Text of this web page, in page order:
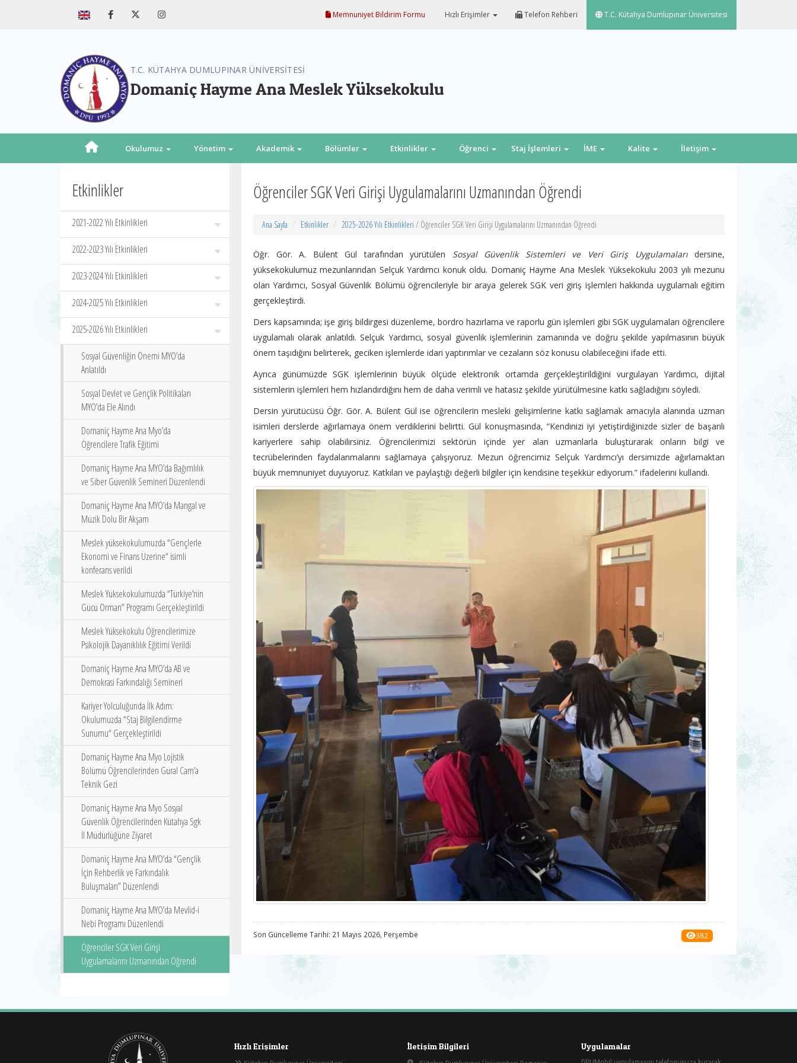
Memnuniyet Bildirim Formu Hızlı Erişimler Telefon Rehberi T.C. Kütahya Dumlupınar Üniversitesi
T.C. KÜTAHYA DUMLUPINAR ÜNİVERSİTESİ
Domaniç Hayme Ana Meslek Yüksekokulu
Okulumuz Yönetim Akademik Bölümler Etkinlikler Öğrenci Staj İşlemleri İME Kalite İletişim
Etkinlikler
2021-2022 Yılı Etkinlikleri
2022-2023 Yılı Etkinlikleri
2023-2024 Yılı Etkinlikleri
2024-2025 Yılı Etkinlikleri
2025-2026 Yılı Etkinlikleri
Sosyal Güvenliğin Önemi MYO’da
Anlatıldı
Sosyal Devlet ve Gençlik Politikaları
MYO’da Ele Alındı
Domaniç Hayme Ana Myo’da
Öğrencilere Trafik Eğitimi
Domaniç Hayme Ana MYO’da Bağımlılık
ve Siber Güvenlik Semineri Düzenlendi
Domaniç Hayme Ana MYO’da Mangal ve
Müzik Dolu Bir Akşam
Meslek yüksekokulumuzda “Gençlerle
Ekonomi ve Finans Üzerine“ isimli
konferans verildi
Meslek Yüksekokulumuzda “Türkiye’nin
Gücü Orman” Programı Gerçekleştirildi
Meslek Yüksekokulu Öğrencilerimize
Psikolojik Dayanıklılık Eğitimi Verildi
Domaniç Hayme Ana MYO’da AB ve
Demokrasi Farkındalığı Semineri
Kariyer Yolculuğunda İlk Adım:
Okulumuzda “Staj Bilgilendirme
Sunumu“ Gerçekleştirildi
Domaniç Hayme Ana Myo Lojistik
Bölümü Öğrencilerinden Güral Cam’a
Teknik Gezi
Domaniç Hayme Ana Myo Sosyal
Güvenlik Öğrencilerinden Kütahya Sgk
İl Müdürlüğüne Ziyaret
Domaniç Hayme Ana MYO’da “Gençlik
İçin Rehberlik ve Farkındalık
Buluşmaları” Düzenlendi
Domaniç Hayme Ana MYO’da Mevlid-i
Nebi Programı Düzenlendi
Öğrenciler SGK Veri Girişi
Uygulamalarını Uzmanından Öğrendi
Öğrenciler SGK Veri Girişi Uygulamalarını Uzmanından Öğrendi
Ana Sayfa Etkinlikler 2025-2026 Yılı Etkinlikleri / Öğrenciler SGK Veri Girişi Uygulamalarını Uzmanından Öğrendi
Öğr. Gör. A. Bülent Gül tarafından yürütülen Sosyal Güvenlik Sistemleri ve Veri Giriş Uygulamalarıdersine,
yüksekokulumuz mezunlarından Selçuk Yardımcı konuk oldu. Domaniç Hayme Ana Meslek Yüksekokulu 2003 yılı mezunu
olan Yardımcı, Sosyal Güvenlik Bölümü öğrencileriyle bir araya gelerek SGK veri giriş işlemleri hakkında uygulamalı eğitim
gerçekleştirdi.
Ders kapsamında; işe giriş bildirgesi düzenleme, bordro hazırlama ve raporlu gün işlemleri gibi SGK uygulamaları öğrencilere
uygulamalı olarak anlatıldı. Selçuk Yardımcı, sosyal güvenlik işlemlerinin zamanında ve doğru şekilde yapılmasının büyük
önem taşıdığını belirterek, geciken işlemlerde idari yaptırımlar ve cezaların söz konusu olabileceğini ifade etti.
Ayrıca günümüzde SGK işlemlerinin büyük ölçüde elektronik ortamda gerçekleştirildiğini vurgulayan Yardımcı, dijital
sistemlerin işlemleri hem hızlandırdığını hem de daha verimli ve hatasız şekilde yürütülmesine katkı sağladığını söyledi.
Dersin yürütücüsü Öğr. Gör. A. Bülent Gül ise öğrencilerin mesleki gelişimlerine katkı sağlamak amacıyla alanında uzman
isimleri derslerde ağırlamaya önem verdiklerini belirtti. Gül konuşmasında, “Kendinizi iyi yetiştirdiğinizde sizler de başarılı
kariyerlere sahip olabilirsiniz. Öğrencilerimizi sektörün içinde yer alan uzmanlarla buluşturarak onların bilgi ve
tecrübelerinden faydalanmalarını sağlamaya çalışıyoruz. Mezun öğrencimiz Selçuk Yardımcı’yı dersimizde ağırlamaktan
büyük memnuniyet duyuyoruz. Katkıları ve paylaştığı değerli bilgiler için kendisine teşekkür ediyorum.” ifadelerini kullandı.
Son Güncelleme Tarihi: 21 Mayıs 2026, Perşembe 382
Hızlı Erişimler İletişim Bilgileri Uygulamalar